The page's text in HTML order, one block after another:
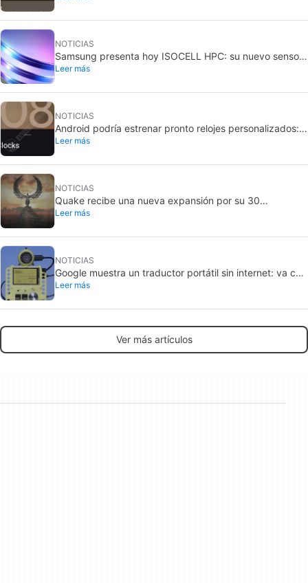
NOTICIAS
Samsung presenta hoy ISOCELL HPC: su nuevo sensor
de 200 MP quiere captar más luz
Leer más
NOTICIAS
Android podría estrenar pronto relojes personalizados:
creados con texto e imágenes
Leer más
NOTICIAS
Quake recibe una nueva expansión por su 30
aniversario
Leer más
NOTICIAS
Google muestra un traductor portátil sin internet: va con
Raspberry Pi 5
Leer más
Ver más artículos